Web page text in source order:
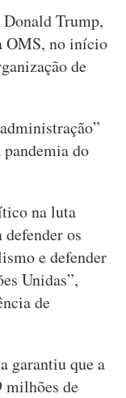
Donald Trump,
OMS, no início
de
do
na luta
os
e defender
Unidas”,
de
garantiu que a
milhões de